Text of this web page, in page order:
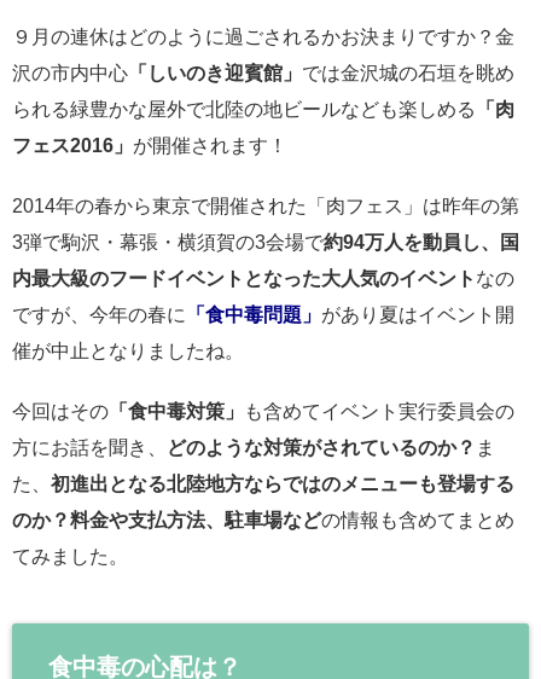
９月の連休はどのように過ごされるかお決まりですか？金
沢の市内中心 「しいのき迎賓館」 では金沢城の石垣を眺め
られる緑豊かな屋外で北陸の地ビールなども楽しめる
「肉
フェス2016」 が開催されます！
2014年の春から東京で開催された「肉フェス」は昨年の第
3弾で駒沢・幕張・横須賀の3会場で約94万人を動員し、国
内最大級のフードイベントとなった大人気のイベント なの
ですが、今年の春に 「食中毒問題」 があり夏はイベント開
催が中止となりましたね。
今回はその 「食中毒対策」
も含めてイベント実行委員会の
方にお話を聞き、
どのような対策がされているのか？ ま
た、 初進出となる北陸地方ならではのメニューも登場する
のか？料金や支払方法、駐車場などの情報も含めてまとめ
てみました。
食中毒の心配は？